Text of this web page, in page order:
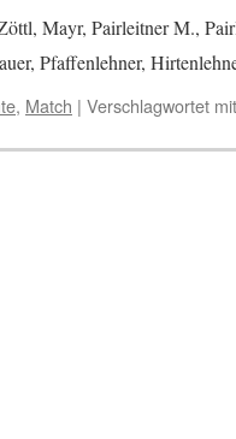
Mayr, Pairleitner M.,
Pfaffenlehner,
, Match | Verschlagwortet mit